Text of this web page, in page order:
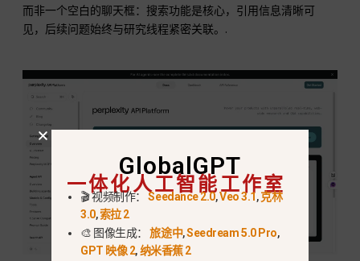
而非一个空白的聊天框：搜索功能是核心，引用信息清晰可
见，后续问题始终与研究线程紧密关联。.
GlobalGPT
一体化人工智能工作室
🎬 视频制作：Seedance 2.0,Veo 3.1,克林
3.0,索拉 2
🎨 图像生成：旅途中,Seedream 5.0 Pro,
GPT 映像 2,纳米香蕉 2